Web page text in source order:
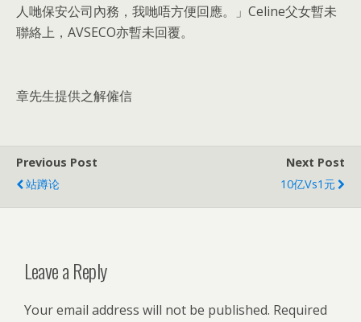
人哋保安公司內務，我哋唔方便回應。」Celine父女暫未
聯絡上，AVSECO亦暫未回覆。
章先生提供之解僱信
Previous Post
站蹲论
Next Post
10亿vs1元
Leave a Reply
Your email address will not be published. Required